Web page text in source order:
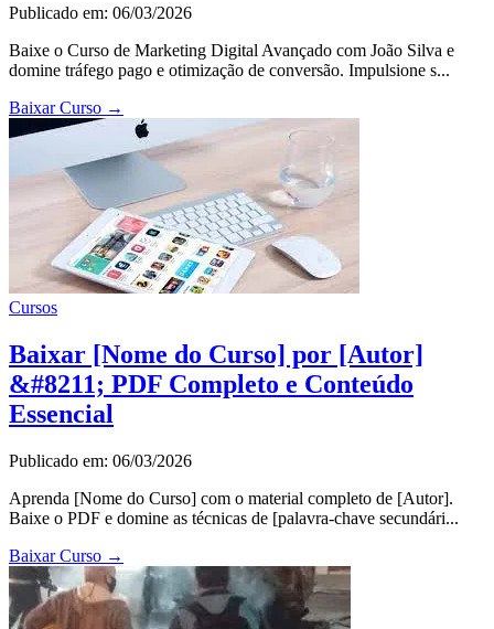
Publicado em: 06/03/2026
Baixe o Curso de Marketing Digital Avançado com João Silva e
domine tráfego pago e otimização de conversão. Impulsione s...
Baixar Curso →
Cursos
Baixar [Nome do Curso] por [Autor]
&#8211; PDF Completo e Conteúdo
Essencial
Publicado em: 06/03/2026
Aprenda [Nome do Curso] com o material completo de [Autor].
Baixe o PDF e domine as técnicas de [palavra-chave secundári...
Baixar Curso →